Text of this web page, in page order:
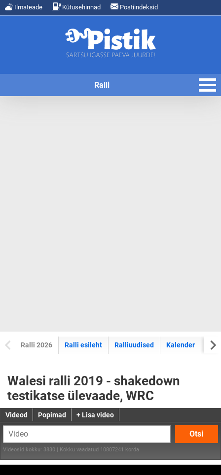
Ilmateade Kütusehinnad Postiindeksid
Ralli
Ralli 2026 Ralli esileht Ralliuudised Kalender
Walesi ralli 2019 - shakedown
testikatse ülevaade, WRC
Videod Popimad + Lisa video
Otsi
Videosid kokku: 3830 | Kokku vaadatud 10807241 korda